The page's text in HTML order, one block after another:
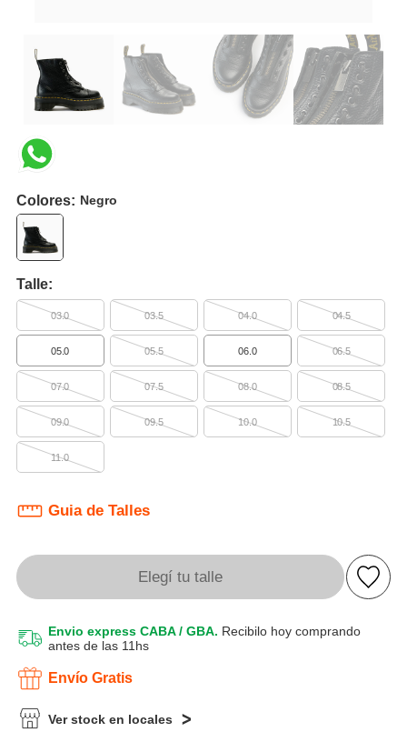
Colores: Negro
Talle:
03.0 03.5 04.0 04.5
05.0 05.5 06.0 06.5
07.0 07.5 08.0 08.5
09.0 09.5 10.0 10.5
11.0
Guia de Talles
Elegí tu talle
Envio express CABA / GBA. Recibilo hoy comprando
antes de las 11hs
Envío Gratis
Ver stock en locales